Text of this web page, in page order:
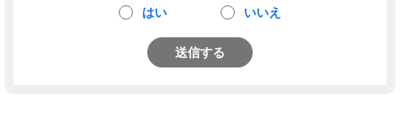
はい いいえ
送信する